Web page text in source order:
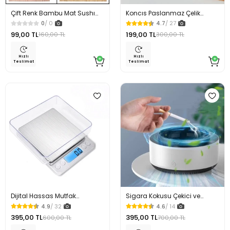
Çift Renk Bambu Mat Sushı
Sarma Hasırı Sushi Matı 44 x
30 Cm
0/ 0
99,00 TL160,00 TL
Hızlı
Teslimat
Koncıs Paslanmaz Çelik
Sarımsak Ezici Sarımsak Presi
4.7/ 27
199,00 TL300,00 TL
Hızlı
Teslimat
Dijital Hassas Mutfak
Kuyumcu Terazisi 2000 Gr
4.9/ 32
395,00 TL600,00 TL
Sigara Kokusu Çekici ve
Duman Giderici Küllük
4.6/ 14
395,00 TL700,00 TL